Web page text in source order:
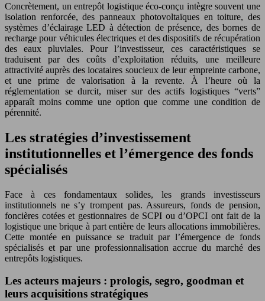
Concrètement, un entrepôt logistique éco-conçu intègre souvent une
isolation renforcée, des panneaux photovoltaïques en toiture, des
systèmes d’éclairage LED à détection de présence, des bornes de
recharge pour véhicules électriques et des dispositifs de récupération
des eaux pluviales. Pour l’investisseur, ces caractéristiques se
traduisent par des coûts d’exploitation réduits, une meilleure
attractivité auprès des locataires soucieux de leur empreinte carbone,
et une prime de valorisation à la revente. À l’heure où la
réglementation se durcit, miser sur des actifs logistiques “verts”
apparaît moins comme une option que comme une condition de
pérennité.
Les stratégies d’investissement
institutionnelles et l’émergence des fonds
spécialisés
Face à ces fondamentaux solides, les grands investisseurs
institutionnels ne s’y trompent pas. Assureurs, fonds de pension,
foncières cotées et gestionnaires de SCPI ou d’OPCI ont fait de la
logistique une brique à part entière de leurs allocations immobilières.
Cette montée en puissance se traduit par l’émergence de fonds
spécialisés et par une professionnalisation accrue du marché des
entrepôts logistiques.
Les acteurs majeurs : prologis, segro, goodman et
leurs acquisitions stratégiques